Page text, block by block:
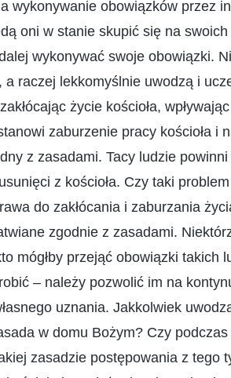
wykonywanie obowiązków przez
oni w stanie skupić się na
wykonywać swoje obowiązki.
raczej lekkomyślnie uwodzą i
życie kościoła,
zaburzenie pracy kościoła i
z zasadami. Tacy ludzie
z kościoła. Czy taki problem
do zakłócania i zaburzania
zgodnie z zasadami.
mógłby przejąć obowiązki takich
– należy pozwolić im na
uznania. Jakkolwiek
w domu Bożym? Czy
zasadzie postępowania z tego